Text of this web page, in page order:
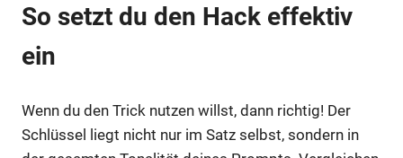
So setzt du den Hack effektiv
ein
Wenn du den Trick nutzen willst, dann richtig! Der
Schlüssel liegt nicht nur im Satz selbst, sondern in